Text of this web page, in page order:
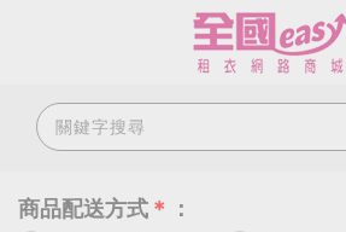
商品配送方式 ＊ ：